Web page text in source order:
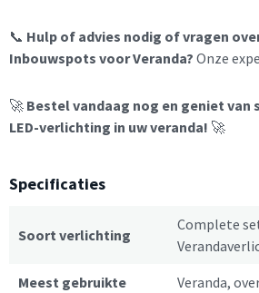
📞 Hulp of advies nodig of vragen
Inbouwspots voor Veranda? Onze
🚀 Bestel vandaag nog en geniet
LED-verlichting in uw veranda! 🚀
Specificaties
Soort verlichting
Complete
Meest gebruikte
Veranda,